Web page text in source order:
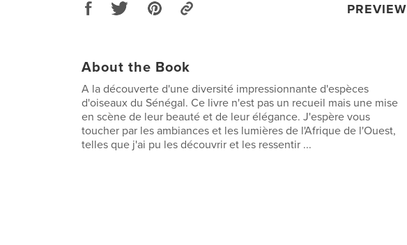
PREVIEW
About the Book
A la découverte d'une diversité impressionnante d'espèces
d'oiseaux du Sénégal. Ce livre n'est pas un recueil mais une mise
en scène de leur beauté et de leur élégance. J'espère vous
toucher par les ambiances et les lumières de l'Afrique de l'Ouest,
telles que j'ai pu les découvrir et les ressentir ...